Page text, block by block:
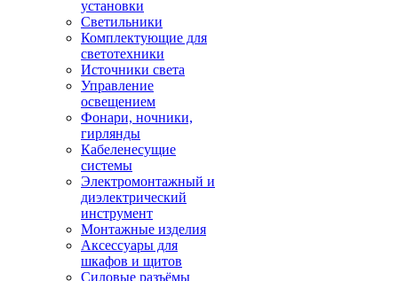
установки
Светильники
Комплектующие для
светотехники
Источники света
Управление
освещением
Фонари, ночники,
гирлянды
Кабеленесущие
системы
Электромонтажный и
диэлектрический
инструмент
Монтажные изделия
Аксессуары для
шкафов и щитов
Силовые разъёмы